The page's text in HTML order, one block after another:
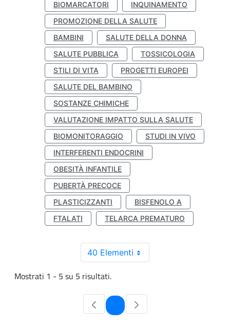
BIOMARCATORI
INQUINAMENTO
PROMOZIONE DELLA SALUTE
BAMBINI
SALUTE DELLA DONNA
SALUTE PUBBLICA
TOSSICOLOGIA
STILI DI VITA
PROGETTI EUROPEI
SALUTE DEL BAMBINO
SOSTANZE CHIMICHE
VALUTAZIONE IMPATTO SULLA SALUTE
BIOMONITORAGGIO
STUDI IN VIVO
INTERFERENTI ENDOCRINI
OBESITÀ INFANTILE
PUBERTÀ PRECOCE
PLASTICIZZANTI
BISFENOLO A
FTALATI
TELARCA PREMATURO
40 Elementi
Mostrati 1 - 5 su 5 risultati.
Pagina